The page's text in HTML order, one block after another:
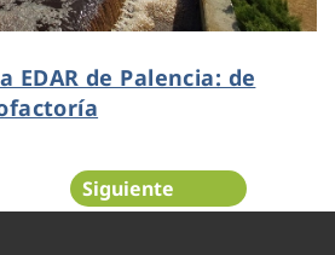
EDAR de Palencia: de
Siguiente